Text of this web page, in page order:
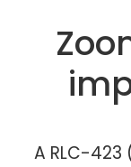
A RLC-